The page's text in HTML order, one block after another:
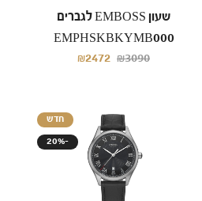
שעון EMBOSS לגברים
EMPHSKBKYMB000
₪2472 ₪3090
חדש
20%-